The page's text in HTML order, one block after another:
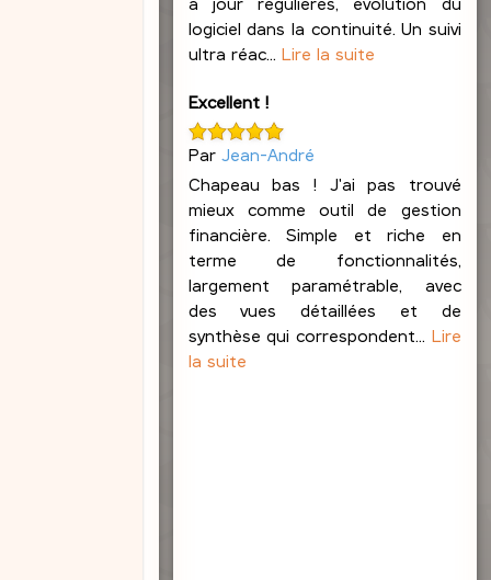
logiciel dans la continuité. Un suivi
ultra réac... Lire la suite
Excellent !
Par Jean-André
Chapeau bas ! J'ai pas trouvé
mieux comme outil de gestion
financière. Simple et riche en
terme de fonctionnalités,
largement paramétrable, avec
des vues détaillées et de
synthèse qui correspondent... Lire
la suite